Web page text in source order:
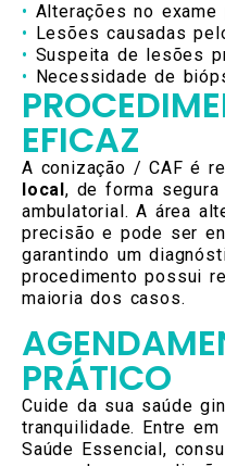
Alterações no exame
Lesões causadas
Suspeita de lesões
Necessidade de
EFICAZ
A conização / CAF é
local , de forma
ambulatorial. A área
precisão e pode ser
garantindo um
procedimento possui
maioria dos casos.
PRÁTICO
Cuide da sua saúde
tranquilidade. Entre
Saúde Essencial,